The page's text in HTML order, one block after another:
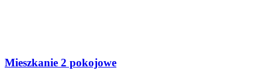
Mieszkanie 2 pokojowe